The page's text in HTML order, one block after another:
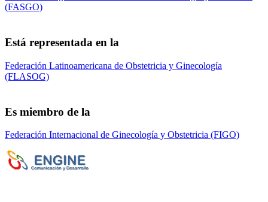
(FASGO)
Está representada en la
Federación Latinoamericana de Obstetricia y Ginecología
(FLASOG)
Es miembro de la
Federación Internacional de Ginecología y Obstetricia (FIGO)